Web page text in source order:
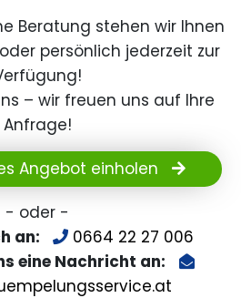
Beratung stehen wir Ihnen
persönlich jederzeit zur
– wir freuen uns auf Ihre
Anfrage!
Angebot einholen
- oder -
an:
0664 22 27 006
eine Nachricht an: